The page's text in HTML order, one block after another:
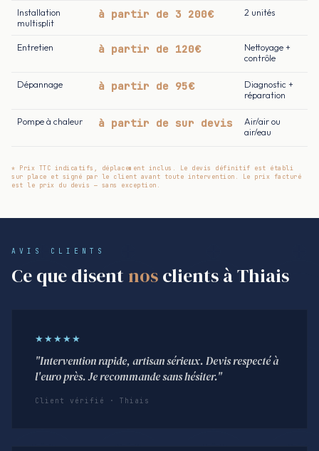
Installation
multisplit
à partir de 3 200€ 2 unités
Entretien à partir de 120€
Nettoyage +
contrôle
Dépannage à partir de 95€
Diagnostic +
réparation
Pompe à chaleur à partir de sur devis
Air/air ou
air/eau
* Prix TTC indicatifs, déplacement inclus. Le devis définitif est établi
sur place et signé par le client avant toute intervention. Le prix facturé
est le prix du devis — sans exception.
AVIS CLIENTS
Ce que disent nosclients à Thiais
★★★★★
"Intervention rapide, artisan sérieux. Devis respecté à
l'euro près. Je recommande sans hésiter."
Client vérifié · Thiais